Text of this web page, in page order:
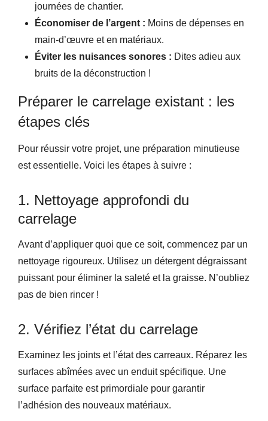
journées de chantier.
Économiser de l’argent : Moins de dépenses en
main-d’œuvre et en matériaux.
Éviter les nuisances sonores : Dites adieu aux
bruits de la déconstruction !
Préparer le carrelage existant : les
étapes clés
Pour réussir votre projet, une préparation minutieuse
est essentielle. Voici les étapes à suivre :
1. Nettoyage approfondi du
carrelage
Avant d’appliquer quoi que ce soit, commencez par un
nettoyage rigoureux. Utilisez un détergent dégraissant
puissant pour éliminer la saleté et la graisse. N’oubliez
pas de bien rincer !
2. Vérifiez l’état du carrelage
Examinez les joints et l’état des carreaux. Réparez les
surfaces abîmées avec un enduit spécifique. Une
surface parfaite est primordiale pour garantir
l’adhésion des nouveaux matériaux.